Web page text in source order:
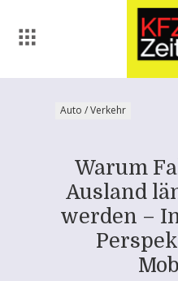
Auto / Verkehr
Warum
Ausland
werden –